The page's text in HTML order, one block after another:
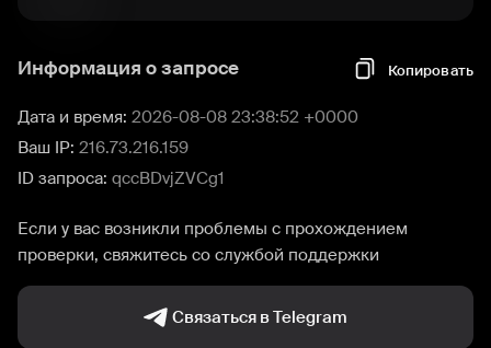
Информация о запросе Копировать
Дата и время: 2026-08-08 23:38:52 +0000
Ваш IP: 216.73.216.159
ID запроса: qccBDvjZVCg1
Если у вас возникли проблемы с прохождением
проверки, свяжитесь со службой поддержки
Связаться в Telegram